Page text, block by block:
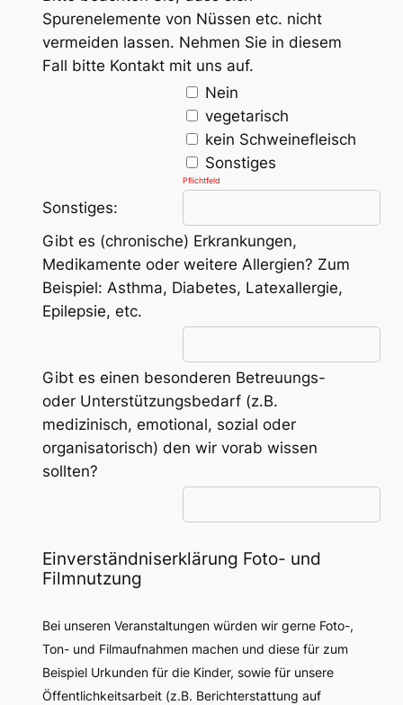
Spurenelemente von Nüssen etc. nicht
vermeiden lassen. Nehmen Sie in diesem
Fall bitte Kontakt mit uns auf.
Nein
vegetarisch
kein Schweinefleisch
Sonstiges
Pflichtfeld
Sonstiges:
Gibt es (chronische) Erkrankungen,
Medikamente oder weitere Allergien? Zum
Beispiel: Asthma, Diabetes, Latexallergie,
Epilepsie, etc.
Gibt es einen besonderen Betreuungs-
oder Unterstützungsbedarf (z.B.
medizinisch, emotional, sozial oder
organisatorisch) den wir vorab wissen
sollten?
Einverständniserklärung Foto- und
Filmnutzung
Bei unseren Veranstaltungen würden wir gerne Foto-,
Ton- und Filmaufnahmen machen und diese für zum
Beispiel Urkunden für die Kinder, sowie für unsere
Öffentlichkeitsarbeit (z.B. Berichterstattung auf